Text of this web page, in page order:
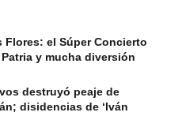
Flores: el Súper Concierto
y mucha diversión
destruyó peaje de
disidencias de ‘Iván